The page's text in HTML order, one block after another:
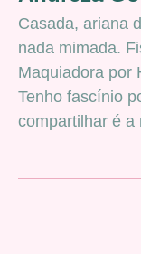
Casada, ariana
nada mimada.
Maquiadora por
Tenho fascínio
compartilhar é a